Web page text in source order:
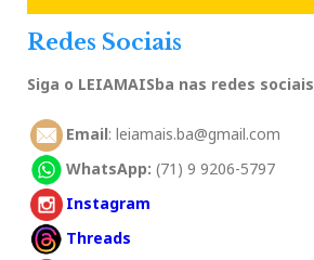
Redes Sociais
Siga o LEIAMAISba nas redes sociais
Email: leiamais.ba@gmail.com
WhatsApp: (71) 9 9206-5797
Instagram
Threads